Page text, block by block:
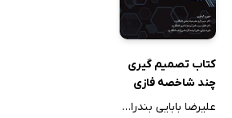
کتاب تصمیم گیری
چند شاخصه فازی
علیرضا بابایی بندراتی